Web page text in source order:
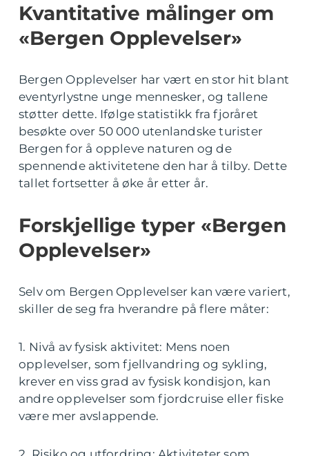
Kvantitative målinger om
«Bergen Opplevelser»
Bergen Opplevelser har vært en stor hit blant
eventyrlystne unge mennesker, og tallene
støtter dette. Ifølge statistikk fra fjoråret
besøkte over 50 000 utenlandske turister
Bergen for å oppleve naturen og de
spennende aktivitetene den har å tilby. Dette
tallet fortsetter å øke år etter år.
Forskjellige typer «Bergen
Opplevelser»
Selv om Bergen Opplevelser kan være variert,
skiller de seg fra hverandre på flere måter:
1. Nivå av fysisk aktivitet: Mens noen
opplevelser, som fjellvandring og sykling,
krever en viss grad av fysisk kondisjon, kan
andre opplevelser som fjordcruise eller fiske
være mer avslappende.